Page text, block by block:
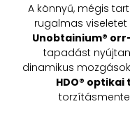
A könnyű, mégis
rugalmas
Unobtainium®
tapadást
dinamikus
HDO®